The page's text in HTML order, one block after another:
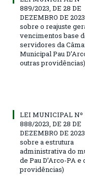
889/2023, DE 28 DE
DEZEMBRO DE
sobre o reajuste
vencimentos base
servidores da
Municipal Pau
outras providências)
LEI MUNICIPAL Nº
888/2023, DE 28 DE
DEZEMBRO DE
sobre a estrutura
administrativa do
de Pau D’Arco-PA e
providências)